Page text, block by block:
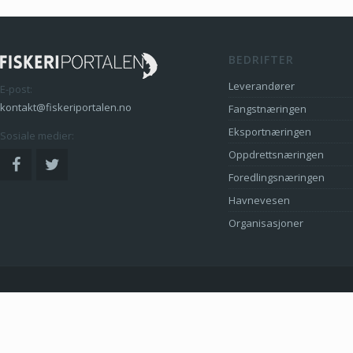
E-post:
kontakt@fiskeriportalen.no
Sosiale medier:
BEDRIFTER
Leverandører
Fangstnæringen
Eksportnæringen
Oppdrettsnæringen
Foredlingsnæringen
Havnevesen
Organisasjoner